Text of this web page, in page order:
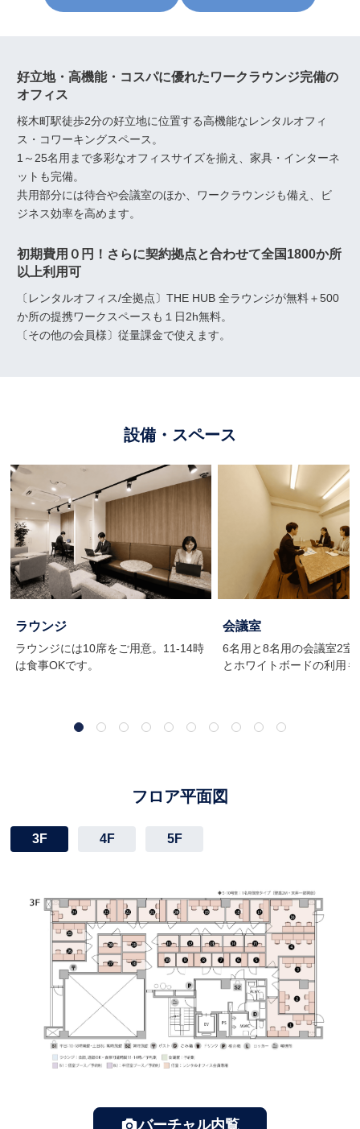
好立地・高機能・コスパに優れたワークラウンジ完備の
オフィス
桜木町駅徒歩2分の好立地に位置する高機能なレンタルオフィ
ス・コワーキングスペース。
1～25名用まで多彩なオフィスサイズを揃え、家具・インターネ
ットも完備。
共用部分には待合や会議室のほか、ワークラウンジも備え、ビ
ジネス効率を高めます。
初期費用０円！さらに契約拠点と合わせて全国1800か所
以上利用可
〔レンタルオフィス/全拠点〕THE HUB 全ラウンジが無料＋500
か所の提携ワークスペースも１日2h無料。
〔その他の会員様〕従量課金で使えます。
設備・スペース
ラウンジ
ラウンジには10席をご用意。11-14時
は食事OKです。
会議室
6名用と8名用の会議室2室
とホワイトボードの利用
フロア平面図
3F 4F 5F
バーチャル内覧